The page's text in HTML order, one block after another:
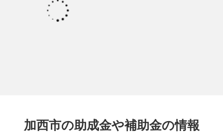
加西市の助成金や補助金の情報